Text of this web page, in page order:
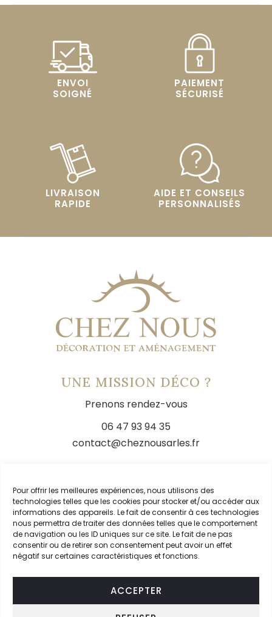
Pour offrir les meilleures expériences, nous utilisons des
technologies telles que les cookies pour stocker et/ou accéder aux
informations des appareils. Le fait de consentir à ces technologies
nous permettra de traiter des données telles que le comportement
de navigation ou les ID uniques sur ce site. Le fait de ne pas
consentir ou de retirer son consentement peut avoir un effet
négatif sur certaines caractéristiques et fonctions.
ACCEPTER
ENVOI
SOIGNÉ
PAIEMENT
SÉCURISÉ
LIVRAISON
RAPIDE
AIDE ET CONSEILS
PERSONNALISÉS
UNE MISSION DÉCO ?
Prenons rendez-vous
06 47 93 94 35
contact@cheznousarles.fr
Livraison
Conditions générales de vente
Mentions légales
Mon compte